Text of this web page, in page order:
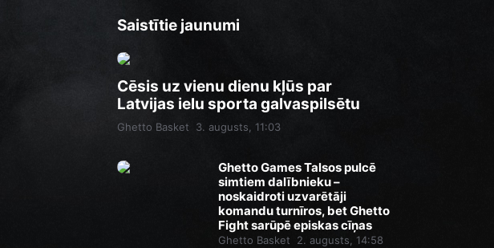
Saistītie jaunumi
Cēsis uz vienu dienu kļūs par
Latvijas ielu sporta galvaspilsētu
Ghetto Basket 3. augusts, 11:03
Ghetto Games Talsos pulcē
simtiem dalībnieku –
noskaidroti uzvarētāji
komandu turnīros, bet Ghetto
Fight sarūpē episkas cīņas
Ghetto Basket 2. augusts, 14:58